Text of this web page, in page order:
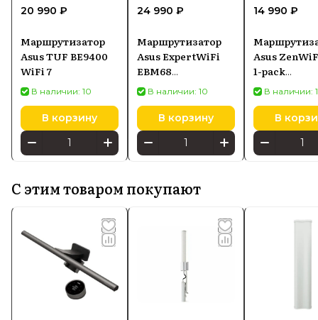
20 990 ₽
Маршрутизатор
Asus TUF BE9400
WiFi 7
В наличии: 10
В корзину
24 990 ₽
Маршрутизатор
Asus ExpertWiFi
EBM68
(90IG07V0MO3A60)
В наличии: 10
В корзину
14 990 ₽
Asus
1-pack
В наличии:
В
С этим товаром покупают